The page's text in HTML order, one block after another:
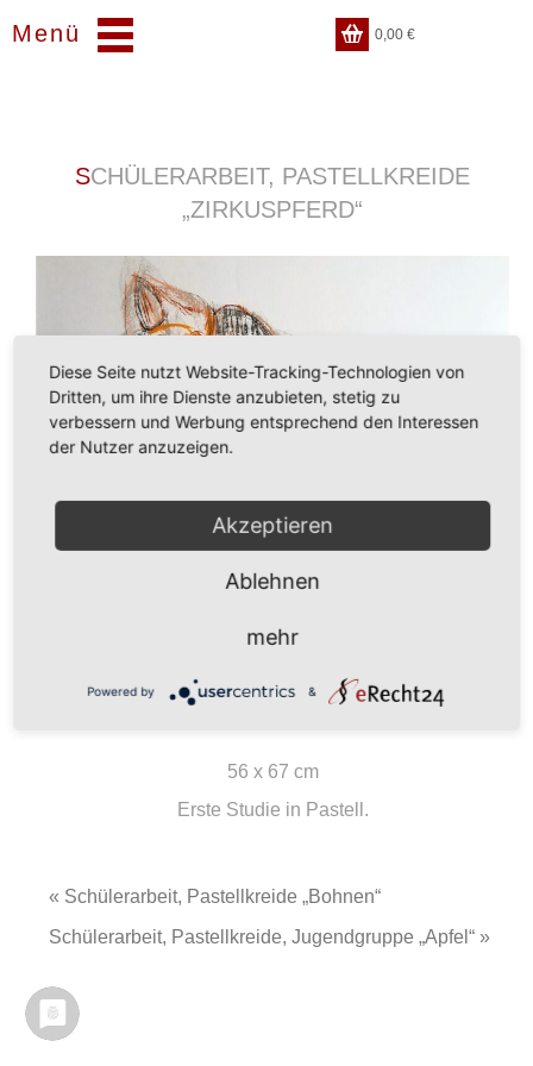
Menü 0,00€
SCHÜLERARBEIT, PASTELLKREIDE
„ZIRKUSPFERD“
56 x 67 cm
Erste Studie in Pastell.
« Schülerarbeit, Pastellkreide „Bohnen“
Schülerarbeit, Pastellkreide, Jugendgruppe „Apfel“ »
Diese Seite nutzt Website-Tracking-Technologien von
Dritten, um ihre Dienste anzubieten, stetig zu
verbessern und Werbung entsprechend den Interessen
der Nutzer anzuzeigen.
Akzeptieren
Ablehnen
mehr
Powered by &